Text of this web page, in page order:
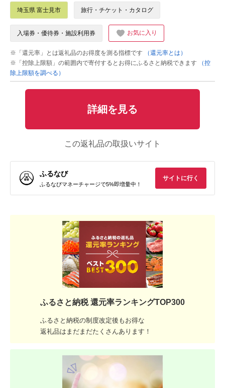
埼玉県 富士見市 旅行・チケット・カタログ
入場券・優待券・施設利用券 お気に入り
※「還元率」とは返礼品のお得度を測る指標です
（還元率とは）
※「控除上限額」の範囲内で寄付するとお得にふるさと納税できます
（控
除上限額を調べる）
詳細を見る
この返礼品の取扱いサイト
ふるなび
ふるなびマネーチャージで5%即増量中！
サイトに行く
ふるさと納税 還元率ランキングTOP300
ふるさと納税の制度改定後もお得な
返礼品はまだまだたくさんあります！